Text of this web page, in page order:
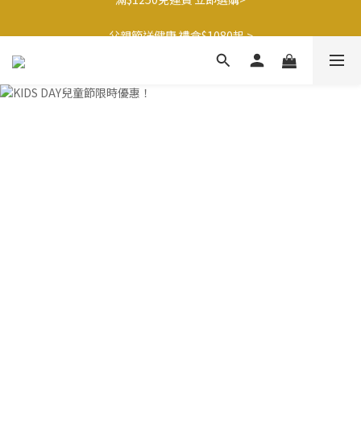
🍊橘子姐姐 香蕉哥哥🍌聯名益生菌77折起 ＞
滿$1250免運費 立即選購>